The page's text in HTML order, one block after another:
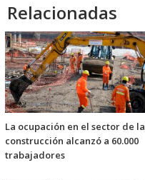
Relacionadas
La ocupación en el sector de la
construcción alcanzó a 60.000
trabajadores